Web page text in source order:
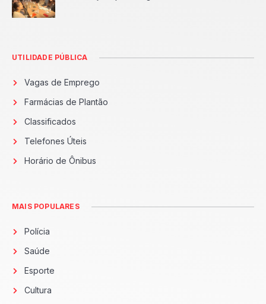
UTILIDADE PÚBLICA
Vagas de Emprego
Farmácias de Plantão
Classificados
Telefones Úteis
Horário de Ônibus
MAIS POPULARES
Polícia
Saúde
Esporte
Cultura